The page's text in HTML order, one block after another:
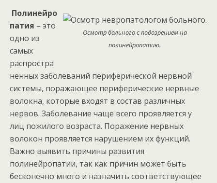
Осмотр больного с подозрением на
полинейропатию.
Полинейро
патия – это
одно из
самых
распростра
ненных заболеваний периферической нервной
системы, поражающее периферические нервные
волокна, которые входят в состав различных
нервов. Заболевание чаще всего проявляется у
лиц пожилого возраста. Поражение нервных
волокон проявляется нарушением их функций.
Важно выявить причины развития
полинейропатии, так как причин может быть
бесконечно много и назначить соответствующее